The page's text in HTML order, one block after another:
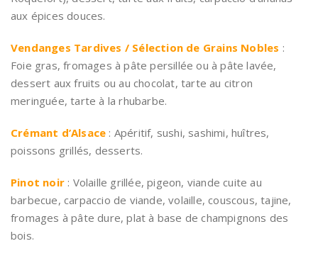
aux épices douces.
Vendanges Tardives / Sélection de Grains Nobles :
Foie gras, fromages à pâte persillée ou à pâte lavée,
dessert aux fruits ou au chocolat, tarte au citron
meringuée, tarte à la rhubarbe.
Crémant d’Alsace : Apéritif, sushi, sashimi, huîtres,
poissons grillés, desserts.
Pinot noir : Volaille grillée, pigeon, viande cuite au
barbecue, carpaccio de viande, volaille, couscous, tajine,
fromages à pâte dure, plat à base de champignons des
bois.